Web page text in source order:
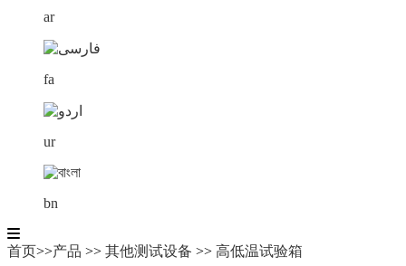
ar
fa
ur
bn
首页>>产品 >> 其他测试设备 >> 高低温试验箱